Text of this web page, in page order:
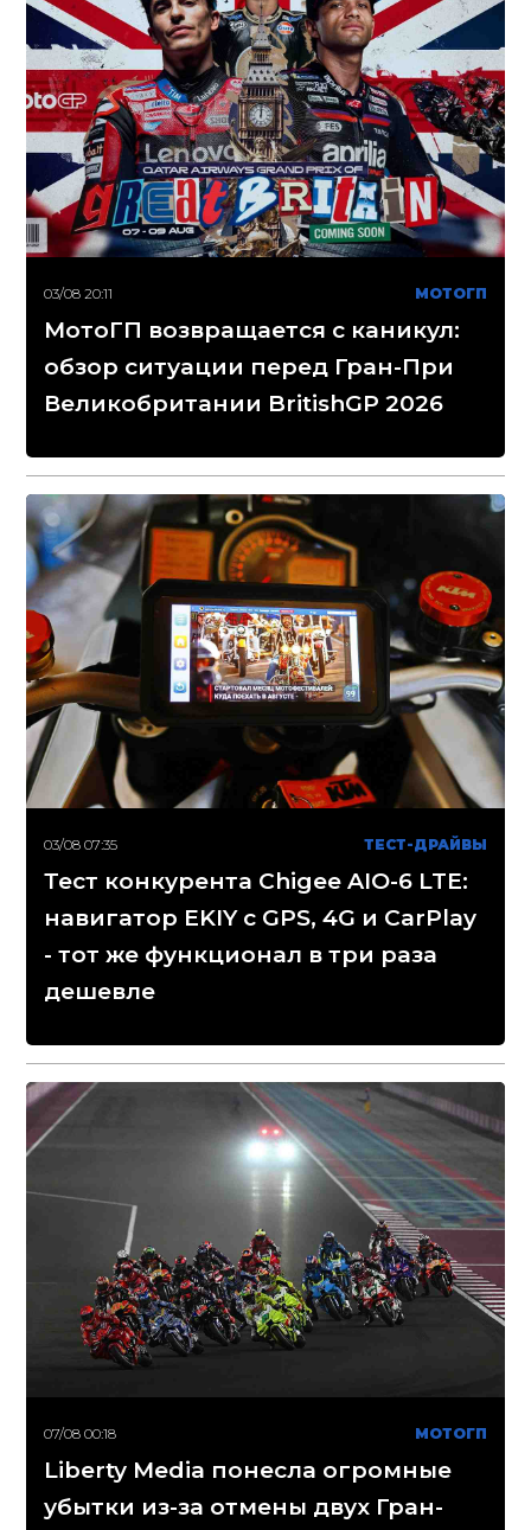
03/08 20:11 МОТОГП
МотоГП возвращается с каникул:
обзор ситуации перед Гран-При
Великобритании BritishGP 2026
03/08 07:35 ТЕСТ-ДРАЙВЫ
Тест конкурента Chigee AIO-6 LTE:
навигатор EKIY с GPS, 4G и CarPlay
- тот же функционал в три раза
дешевле
07/08 00:18 МОТОГП
Liberty Media понесла огромные
убытки из-за отмены двух Гран-